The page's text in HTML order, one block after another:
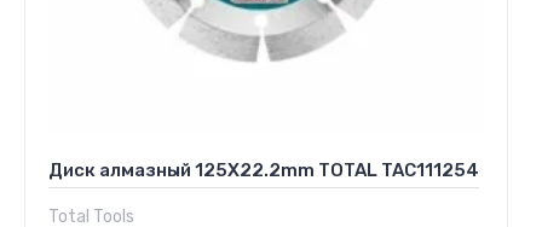
Диск алмазный 125X22.2mm TOTAL TAC111254
Total Tools